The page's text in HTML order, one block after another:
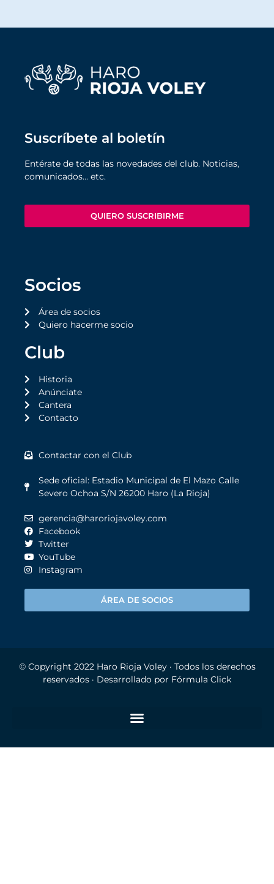
Suscríbete al boletín
Entérate de todas las novedades del club. Noticias,
comunicados… etc.
QUIERO SUSCRIBIRME
Socios
Área de socios
Quiero hacerme socio
Club
Historia
Anúnciate
Cantera
Contacto
Contactar con el Club
Sede oficial: Estadio Municipal de El Mazo Calle
Severo Ochoa S/N 26200 Haro (La Rioja)
gerencia@haroriojavoley.com
Facebook
Twitter
YouTube
Instagram
ÁREA DE SOCIOS
© Copyright 2022 Haro Rioja Voley· Todos los derechos
reservados · Desarrollado por Fórmula Click